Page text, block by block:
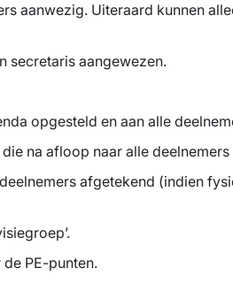
aanwezig. Uiteraard kunnen
secretaris aangewezen.
opgesteld en aan alle
na afloop naar alle
afgetekend (indien
PE-punten.